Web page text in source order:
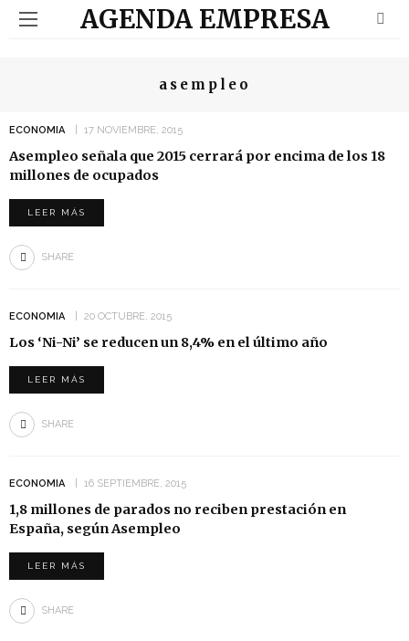
AGENDA EMPRESA
asempleo
ECONOMIA 17 NOVIEMBRE, 2015
Asempleo señala que 2015 cerrará por encima de los 18
millones de ocupados
LEER MÁS
SHARE
ECONOMIA 20 OCTUBRE, 2015
Los ‘Ni-Ni’ se reducen un 8,4% en el último año
LEER MÁS
SHARE
ECONOMIA 16 SEPTIEMBRE, 2015
1,8 millones de parados no reciben prestación en
España, según Asempleo
LEER MÁS
SHARE